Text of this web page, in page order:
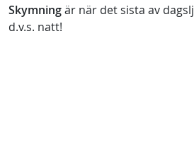
Skymningär när det sista av
d.v.s. natt!